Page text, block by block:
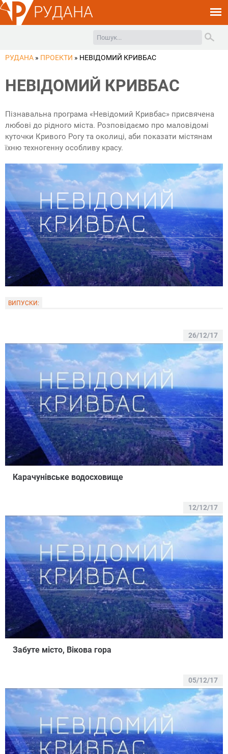
РУДАНА
РУДАНА » ПРОЕКТИ » НЕВІДОМИЙ КРИВБАС
НЕВІДОМИЙ КРИВБАС
Пізнавальна програма «Невідомий Кривбас» присвячена
любові до рідного міста. Розповідаємо про маловідомі
куточки Кривого Рогу та околиці, аби показати містянам
їхню техногенну особливу красу.
ВИПУСКИ:
26/12/17
Карачунівське водосховище
12/12/17
Забуте місто, Вікова гора
05/12/17